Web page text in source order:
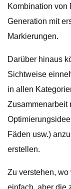
Kombination von
Generation mit
Markierungen.
Darüber hinaus
Sichtweise
in allen
Zusammenarbeit
Fäden usw.)
erstellen.
Zu verstehen,
einfach, aber die